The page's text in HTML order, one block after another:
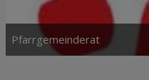
Pfarrgemeinderat